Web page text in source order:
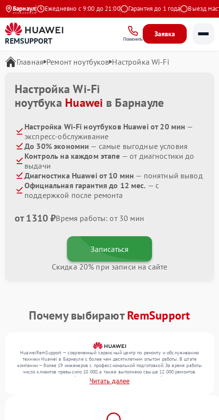
Барнаул
Яндекс Ежедневно с 9:00 до 21:00 Гарантия до 1 года Выезд
REMSUPPORT Позвонить
Заявка
Главная Ремонт ноутбуков Настройка Wi-Fi
Настройка Wi-Fi
ноутбука Huawei в Барнауле
Настройка Wi-Fi ноутбуков Huawei от 20 мин —
экспресс-обслуживание
До 30% экономии — самые выгодные условия
Контроль на каждом этапе — от диагностики до
выдачи
Диагностика Huawei от 10 мин — понятный вывод
Официальная гарантия до 12 мес. — с
поддержкой после ремонта
от 1310 ₽Время работы: от 30 мин
Записаться
Скидка 20% при записи на сайте
Почему выбираютRemSupport
HuaweiRemSupport — современный сервисный центр по ремонту и обслуживанию
техники Huawei в Барнауле с более чем десятилетним опытом работы. В штате
компании — более 19 инженеров с профессиональной подготовкой. За время работы
число клиентов превысило 10 000, а также выполнено свыше 12 000 ремонтов.
Ежемесячно в сервисный центр поступает более 300 обращений, включая , , . Мы
выполняем ремонт различного уровня сложности и обеспечиваем надежный
Читать далее